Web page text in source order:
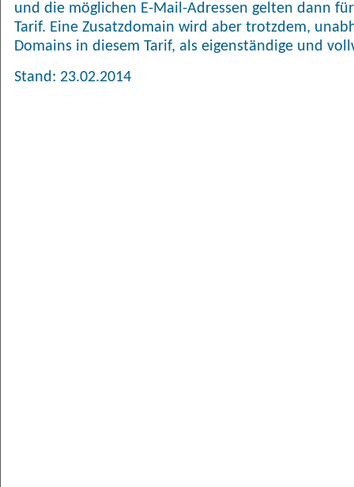
und die möglichen E-Mail-Adressen gelten dann
Tarif. Eine Zusatzdomain wird aber trotzdem,
Domains in diesem Tarif, als eigenständige und
Stand: 23.02.2014